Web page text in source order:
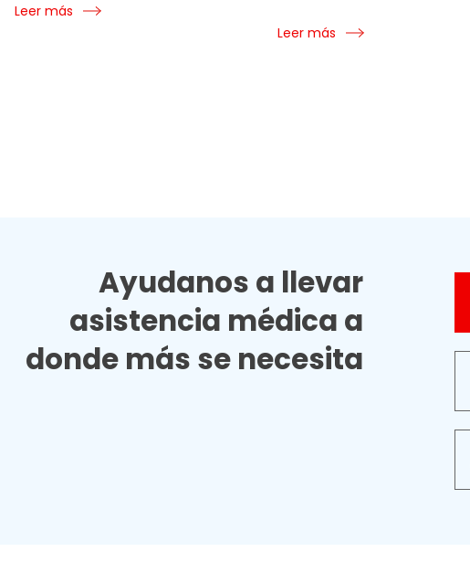
Leer más
Leer más
Ayudanos a llevar
asistencia médica a
donde más se necesita